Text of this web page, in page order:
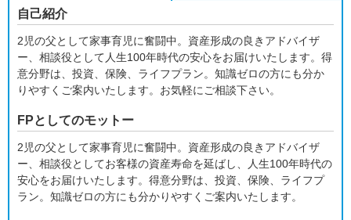
自己紹介
2児の父として家事育児に奮闘中。資産形成の良きアドバイザ
ー、相談役として人生100年時代の安心をお届けいたします。得
意分野は、投資、保険、ライフプラン。知識ゼロの方にも分か
りやすくご案内いたします。お気軽にご相談下さい。
FPとしてのモットー
2児の父として家事育児に奮闘中。資産形成の良きアドバイザ
ー、相談役としてお客様の資産寿命を延ばし、人生100年時代の
安心をお届けいたします。得意分野は、投資、保険、ライフプ
ラン。知識ゼロの方にも分かりやすくご案内いたします。